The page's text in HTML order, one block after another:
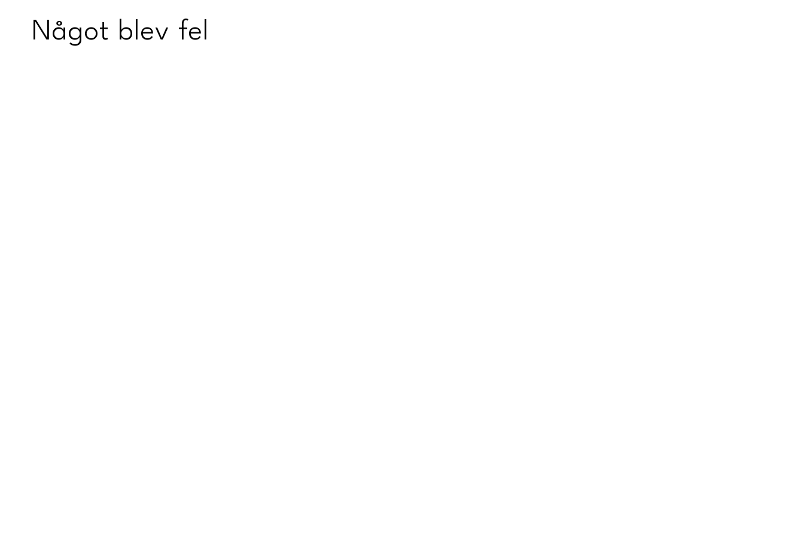
Något blev fel